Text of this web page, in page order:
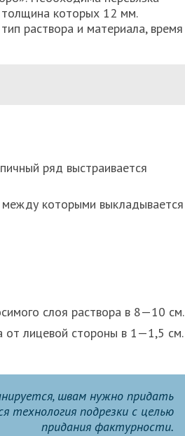
толщина которых 12 мм.
раствора и материала, время
ряд выстраивается
между которыми выкладывается
слоя раствора в 8—10 см.
лицевой стороны в 1—1,5 см.
швам нужно придать
технология подрезки с целью
придания фактурности.